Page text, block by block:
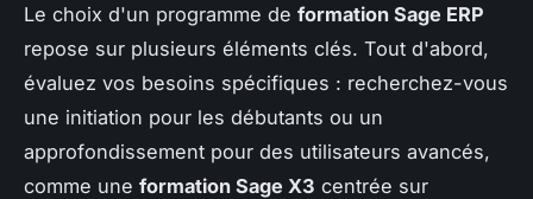
Le choix d'un programme de formation Sage ERP
repose sur plusieurs éléments clés. Tout d'abord,
évaluez vos besoins spécifiques : recherchez-vous
une initiation pour les débutants ou un
approfondissement pour des utilisateurs avancés,
comme une formation Sage X3 centrée sur